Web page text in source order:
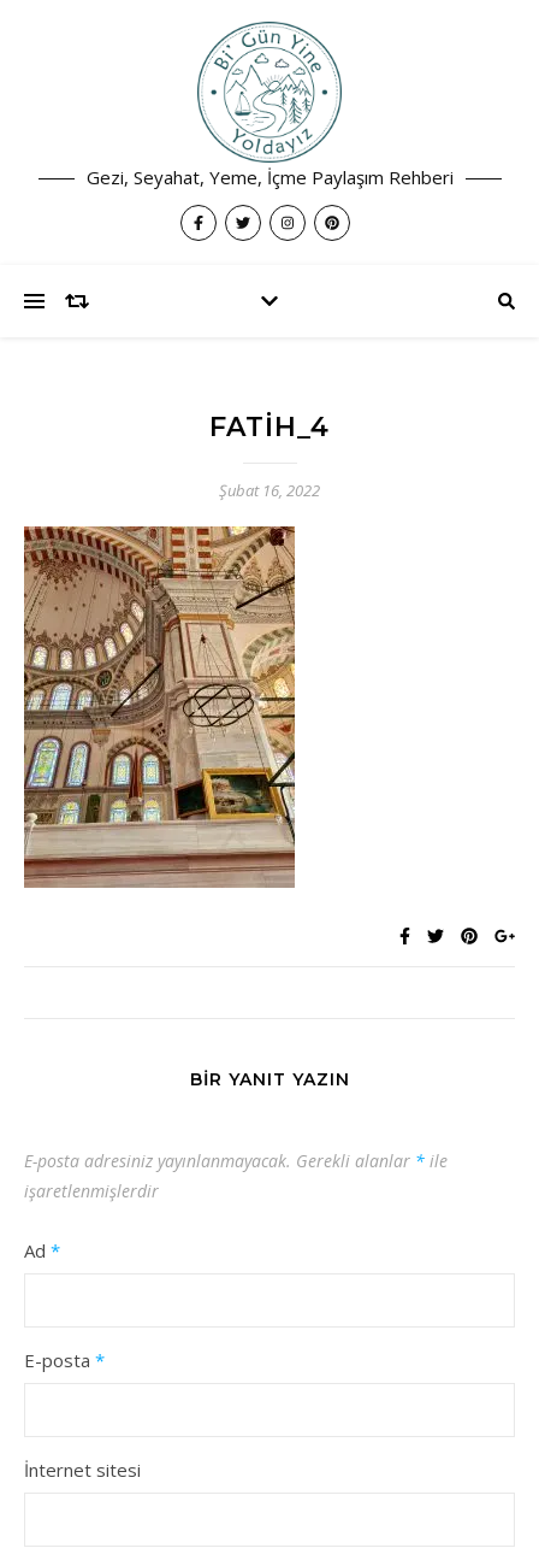
Gezi, Seyahat, Yeme, İçme Paylaşım Rehberi
FATIH_4
Şubat 16, 2022
BIR YANIT YAZIN
E-posta adresiniz yayınlanmayacak. Gerekli alanlar * ile
işaretlenmişlerdir
Ad *
E-posta *
İnternet sitesi